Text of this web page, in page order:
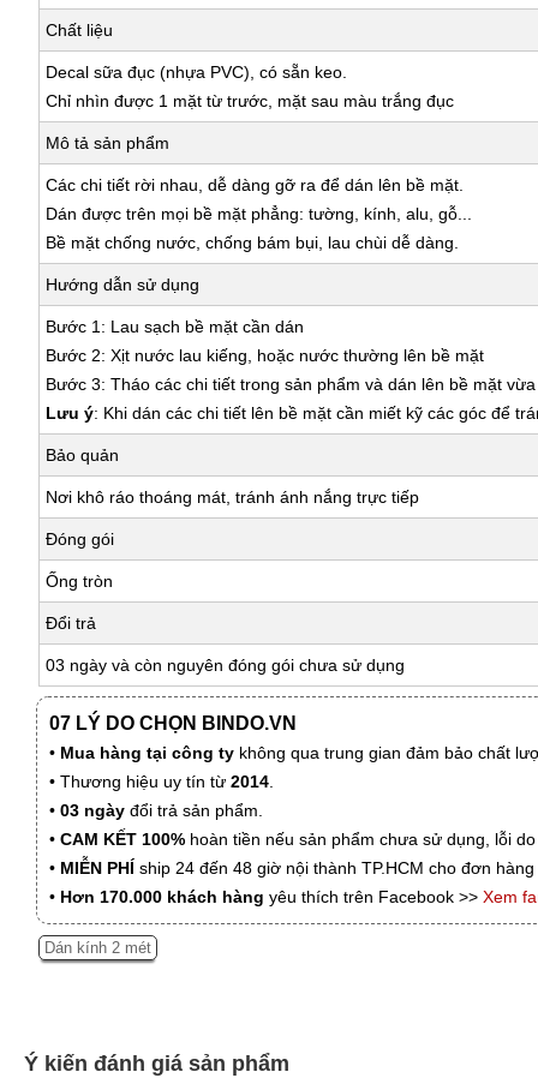
Chất liệu
Decal sữa đục (nhựa PVC), có sẵn keo.
Chỉ nhìn được 1 mặt từ trước, mặt sau màu trắng đục
Mô tả sản phẩm
Các chi tiết rời nhau, dễ dàng gỡ ra để dán lên bề mặt.
Dán được trên mọi bề mặt phẳng: tường, kính, alu, gỗ...
Bề mặt chống nước, chống bám bụi, lau chùi dễ dàng.
Hướng dẫn sử dụng
Bước 1: Lau sạch bề mặt cần dán
Bước 2: Xịt nước lau kiếng, hoặc nước thường lên bề mặt
Bước 3: Tháo các chi tiết trong sản phẩm và dán lên bề mặt
Lưu ý: Khi dán các chi tiết lên bề mặt cần miết kỹ các góc để
Bảo quản
Nơi khô ráo thoáng mát, tránh ánh nắng trực tiếp
Đóng gói
Ống tròn
Đổi trả
03 ngày và còn nguyên đóng gói chưa sử dụng
07 LÝ DO CHỌN BINDO.VN
• Mua hàng tại công ty không qua trung gian đảm bảo chất
• Thương hiệu uy tín từ 2014.
• 03 ngày đổi trả sản phẩm.
• CAM KẾT 100% hoàn tiền nếu sản phẩm chưa sử dụng, lỗi
• MIỄN PHÍ ship 24 đến 48 giờ nội thành TP.HCM cho đơn
• Hơn 170.000 khách hàng yêu thích trên Facebook >> Xem
Dán kính 2 mét
Ý kiến đánh giá sản phẩm